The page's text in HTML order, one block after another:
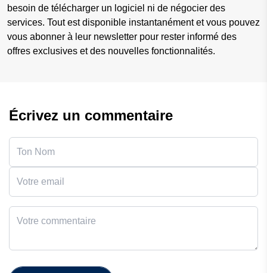
besoin de télécharger un logiciel ni de négocier des
services. Tout est disponible instantanément et vous pouvez
vous abonner à leur newsletter pour rester informé des
offres exclusives et des nouvelles fonctionnalités.
Écrivez un commentaire